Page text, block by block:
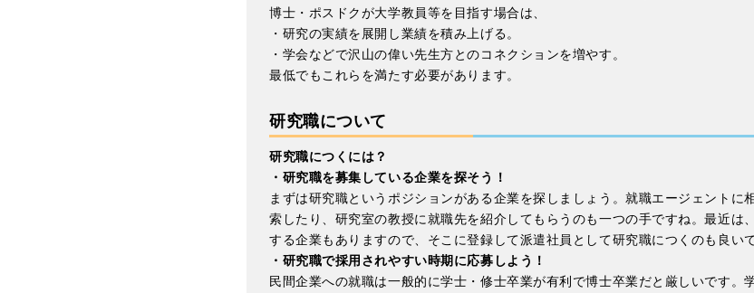
博士・ポスドクが大学教員等を目指す場合は、
・研究の実績を展開し業績を積み上げる。
・学会などで沢山の偉い先生方とのコネクションを増やす。
最低でもこれらを満たす必要があります。
研究職について
研究職につくには？
・研究職を募集している企業を探そう！
まずは研究職というポジションがある企業を探しましょう。就職エージェントに
索したり、研究室の教授に就職先を紹介してもらうのも一つの手ですね。最近は
する企業もありますので、そこに登録して派遣社員として研究職につくのも良い
・研究職で採用されやすい時期に応募しよう！
民間企業への就職は一般的に学士・修士卒業が有利で博士卒業だと厳しいです。